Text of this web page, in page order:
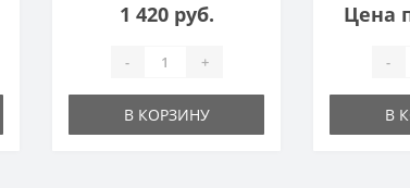
1 420 руб.
- +
В КОРЗИНУ
Цена
-
В